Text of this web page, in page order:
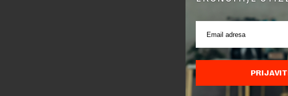
Share fondacija, koja
upozorava na moguće
koja, između ostalog,
Kako navode, bez
kretanja i ponašanja
obračune sa
mogu korisiti u